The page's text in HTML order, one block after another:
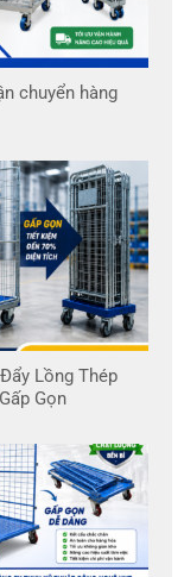
chuyển hàng
Lồng Thép
Gọn